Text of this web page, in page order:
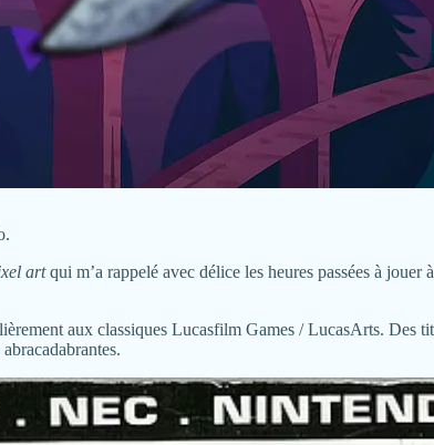
artqui m’a rappelé avec délice les heures passées à jouer à
aux classiques Lucasfilm Games / LucasArts. Des